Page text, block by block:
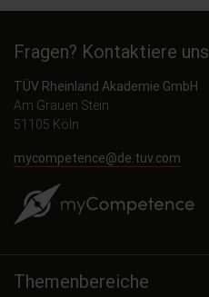
Fragen? Kontaktiere uns
TÜV Rheinland Akademie GmbH
Am Grauen Stein
51105 Köln
mycompetence@de.tuv.com
Themenbereiche